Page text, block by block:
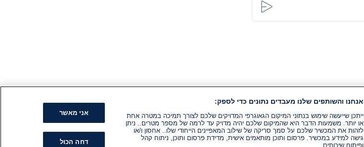
אנחנו והשותפים שלנו מעבדים נתונים כדי לספק:
ייתכן שייעשה שימוש בנתוני המיקום הגאוגרפי המדויקים שלכם לצורך תמיכה במטרה אחת
או יותר. משמעות הדבר היא שהמיקום שלכם יהיה מדויק עד לרמה של מספר מטרים.. ניתן
לזהות את המכשיר שלכם על סמך סריקה של שילוב המאפיינים הייחודי שלו.. אחסון ו/או
גישה למידע במכשיר. פרסום ותוכן מותאמים אישית, מדידת פרסום ותוכן, ניתוח קהל
ופיתוח שירותים .
אני מאשר
דחה הכול